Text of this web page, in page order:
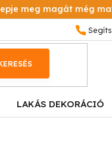
meg magát még
LAKÁS DEKORÁCIÓ